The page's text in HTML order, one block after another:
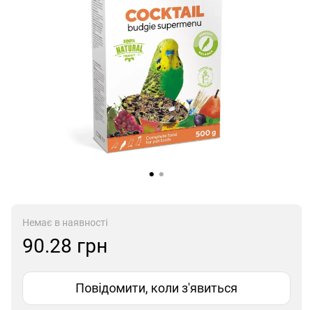
Немає в наявності
90.28 грн
Повідомити, коли з'явиться